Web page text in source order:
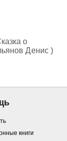
о
Денис )
книги